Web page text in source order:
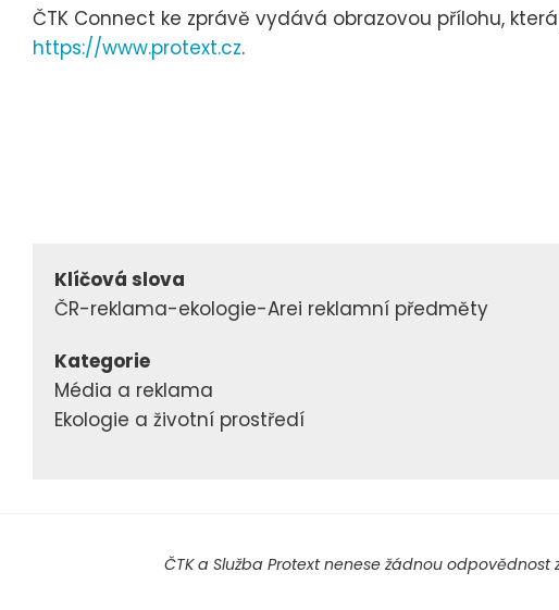
ČTK Connect ke zprávě vydává obrazovou přílohu,
https://www.protext.cz.
Klíčová slova
ČR-reklama-ekologie-Arei reklamní předměty
Kategorie
Média a reklama
Ekologie a životní prostředí
ČTK a Služba Protext nenese žádnou